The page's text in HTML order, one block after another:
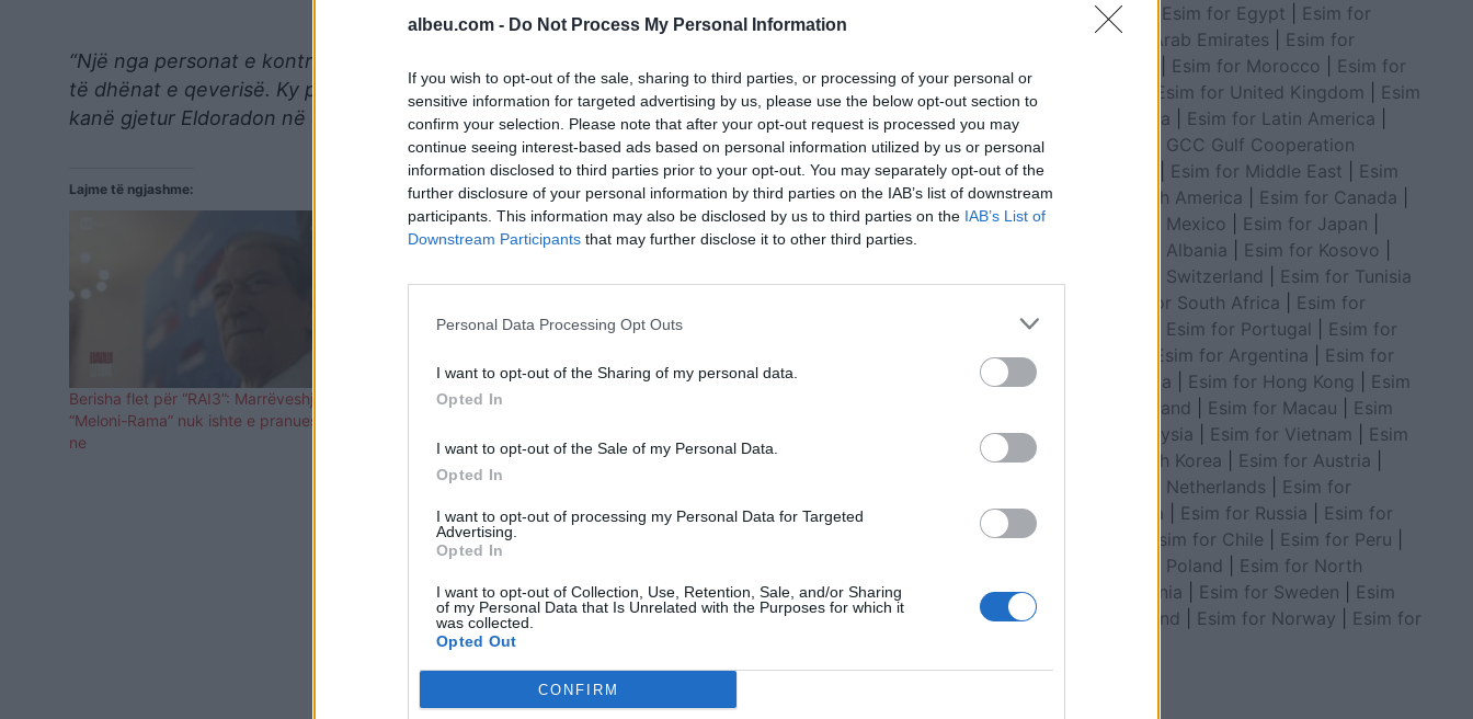
albeu.com - Do Not Process My Personal Information
If you wish to opt-out of the sale, sharing to third parties, or processing of your personal or
sensitive information for targeted advertising by us, please use the below opt-out section to
confirm your selection. Please note that after your opt-out request is processed you may
continue seeing interest-based ads based on personal information utilized by us or personal
information disclosed to third parties prior to your opt-out. You may separately opt-out of the
further disclosure of your personal information by third parties on the IAB’s list of downstream
participants. This information may also be disclosed by us to third parties on the IAB’s List of
Downstream Participants that may further disclose it to other third parties.
Personal Data Processing Opt Outs
I want to opt-out of the Sharing of my personal data.
Opted In
I want to opt-out of the Sale of my Personal Data.
Opted In
I want to opt-out of processing my Personal Data for Targeted
Advertising.
Opted In
I want to opt-out of Collection, Use, Retention, Sale, and/or Sharing
of my Personal Data that Is Unrelated with the Purposes for which it
was collected.
Opted Out
CONFIRM
“Një nga personat e kontraktuar për ndërtimin e kampit, ka një kompani për të cilën nuk gjetëm asgjë në
të dhënat e qeverisë. Ky person përmendet në një rast të korrupsionit të zyrtarëve. Ka disa politikanë që
kanë gjetur Eldoradon në Shqipëri”
, thuhet në klipin e emisionit investigativ.
Lajme të ngjashme:
Berisha flet për “RAI3”: Marrëveshja
“Meloni-Rama” nuk ishte e pranueshme për
ne
Meloni i del në mbrojtje Ramës pas
ndihmoi Italinë! Shqipërinë e portretizuan si
Arabia
Esim for Egypt
Esim for
United Arab Emirates
Esim for
Esim for Morocco
Esim for
Esim for United Kingdom
Esim
for Africa
Esim for Latin America
Esim for GCC Gulf Cooperation
Esim for Middle East
Esim
for South America
Esim for Canada
Esim for Mexico
Esim for Japan
Esim for Albania
Esim for Kosovo
Esim for Switzerland
Esim for Tunisia
Esim for South Africa
Esim for
Esim for Portugal
Esim for
Esim for Argentina
Esim for
Colombia
Esim for Hong Kong
Esim
for Thailand
Esim for Macau
Esim
for Malaysia
Esim for Vietnam
Esim
for South Korea
Esim for Austria
Esim for Netherlands
Esim for
Australia
Esim for Russia
Esim for
Esim for Chile Esim for Peru
Esim for Poland
Esim for North
Macedonia
Esim for Sweden
Esim
for Finland
Esim for Norway
Esim for